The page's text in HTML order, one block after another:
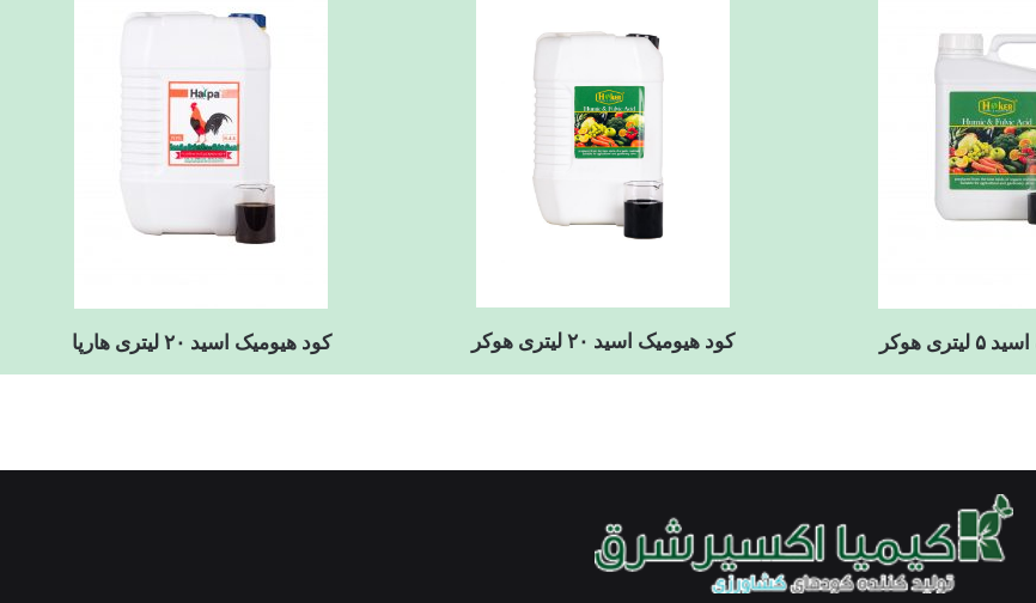
هوکر کود هیومیک اسید ۲۰ لیتری هوکر کود هیومیک اسید ۲۰ لیتری هارپا